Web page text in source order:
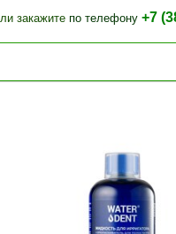
закажите по телефону +7